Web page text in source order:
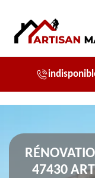
47430